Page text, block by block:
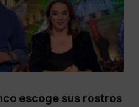
escoge sus rostros